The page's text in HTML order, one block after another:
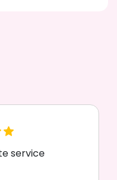
service